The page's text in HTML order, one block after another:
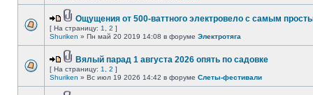
Ощущения от 500-ваттного электровело с самым
[ На страницу: 1 2 ]
Shuriken » Пн май 20 2019 14:08 в форуме Электротяга
Вялый парад 1 августа 2026 опять по садовке
[ На страницу: 1 2 ]
Shuriken » Вс июл 19 2026 14:42 в форуме Слеты-фестивали